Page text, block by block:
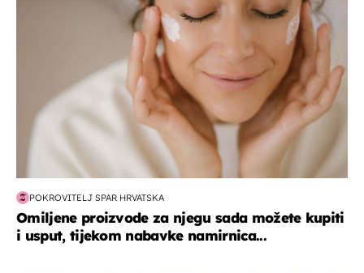
POKROVITELJ SPAR HRVATSKA
Omiljene proizvode za njegu sada možete kupiti
i usput, tijekom nabavke namirnica...